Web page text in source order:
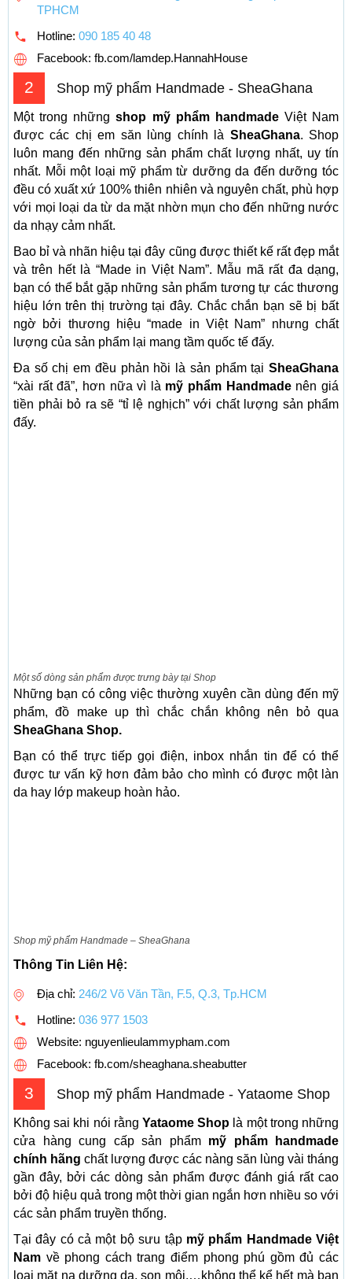
TPHCM
Hotline: 090 185 40 48
Facebook: fb.com/lamdep.HannahHouse
2 Shop mỹ phẩm Handmade - SheaGhana
Một trong nhữngshop mỹ phẩm handmade Việt Nam
được các chị em săn lùng chính là SheaGhana. Shop
luôn mang đến những sản phẩm chất lượng nhất, uy tín
nhất. Mỗi một loại mỹ phẩm từ dưỡng da đến dưỡng tóc
đều có xuất xứ 100% thiên nhiên và nguyên chất, phù hợp
với mọi loại da từ da mặt nhờn mụn cho đến những nước
da nhạy cảm nhất.
Bao bỉ và nhãn hiệu tại đây cũng được thiết kế rất đẹp mắt
và trên hết là “Made in Việt Nam”. Mẫu mã rất đa dạng,
bạn có thể bắt gặp những sản phẩm tương tự các thương
hiệu lớn trên thị trường tại đây. Chắc chắn bạn sẽ bị bất
ngờ bởi thương hiệu “made in Việt Nam” nhưng chất
lượng của sản phẩm lại mang tầm quốc tế đấy.
Đa số chị em đều phản hồi là sản phẩm tại SheaGhana
“xài rất đã”, hơn nữa vì là mỹ phẩm Handmadenên giá
tiền phải bỏ ra sẽ “tỉ lệ nghịch” với chất lượng sản phẩm
đấy.
Một số dòng sản phẩm được trưng bày tại Shop
Những bạn có công việc thường xuyên cần dùng đến mỹ
phẩm, đồ make up thì chắc chắn không nên bỏ qua
SheaGhana Shop.
Bạn có thể trực tiếp gọi điện, inbox nhắn tin để có thể
được tư vấn kỹ hơn đảm bảo cho mình có được một làn
da hay lớp makeup hoàn hảo.
Shop mỹ phẩm Handmade – SheaGhana
Thông Tin Liên Hệ:
Địa chỉ: 246/2 Võ Văn Tần, F.5, Q.3, Tp.HCM
Hotline: 036 977 1503
Website: nguyenlieulammypham.com
Facebook: fb.com/sheaghana.sheabutter
3 Shop mỹ phẩm Handmade - Yataome Shop
Không sai khi nói rằng Yataome Shop là một trong những
cửa hàng cung cấp sản phẩm mỹ phẩm handmade
chính hãng chất lượng được các nàng săn lùng vài tháng
gần đây, bởi các dòng sản phẩm được đánh giá rất cao
bởi độ hiệu quả trong một thời gian ngắn hơn nhiều so với
các sản phẩm truyền thống.
Tại đây có cả một bộ sưu tập mỹ phẩm Handmade Việt
Nam về phong cách trang điểm phong phú gồm đủ các
loại mặt nạ dưỡng da, son môi,…không thể kể hết mà bạn